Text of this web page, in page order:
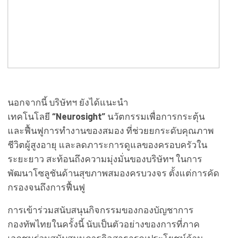
นอกจากนี้ บริษัทฯ ยังได้แนะนำ
เทคโนโลยี “Neurosight” นวัตกรรมเพื่อการกระตุ้น
และฟื้นฟูการทำงานของสมอง ที่ช่วยยกระดับคุณภาพ
ชีวิตผู้สูงอายุ และลดภาระการดูแลของครอบครัวใน
ระยะยาว สะท้อนถึงความมุ่งมั่นของบริษัทฯ ในการ
พัฒนาโซลูชันด้านสุขภาพสมองครบวงจร ตั้งแต่การคัด
กรองจนถึงการฟื้นฟู
การเข้าร่วมสนับสนุนกิจกรรมของกองบัญชาการ
กองทัพไทยในครั้งนี้ นับเป็นตัวอย่างของการที่ภาค